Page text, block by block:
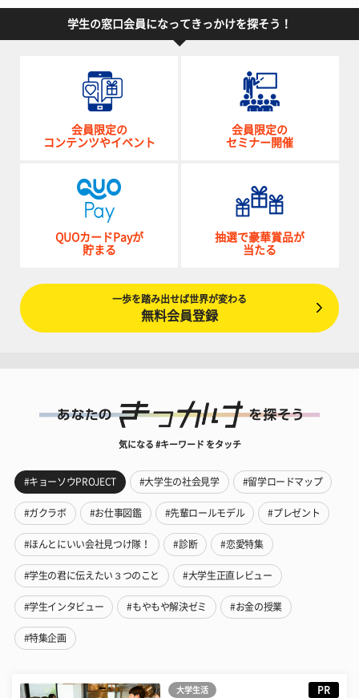
学生の窓口会員になってきっかけを探そう！
会員限定の
コンテンツやイベント
会員限定の
セミナー開催
QUOカードPayが
貯まる
抽選で豪華賞品が
当たる
一歩を踏み出せば世界が変わる
無料会員登録
気になる #キーワード をタッチ
#キョーソウPROJECT #大学生の社会見学 #留学ロードマップ
#ガクラボ #お仕事図鑑 #先輩ロールモデル #プレゼント
#ほんとにいい会社見つけ隊！ #診断 #恋愛特集
#学生の君に伝えたい３つのこと #大学生正直レビュー
#学生インタビュー #もやもや解決ゼミ #お金の授業
#特集企画
大学生活 PR